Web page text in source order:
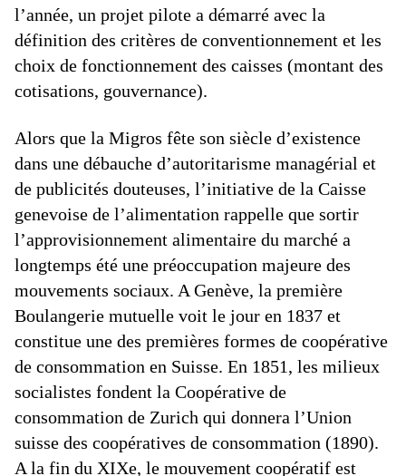
l’année, un projet pilote a démarré avec la
définition des critères de conventionnement et les
choix de fonctionnement des caisses (montant des
cotisations, gouvernance).
Alors que la Migros fête son siècle d’existence
dans une débauche d’autoritarisme managérial et
de publicités douteuses, l’initiative de la Caisse
genevoise de l’alimentation rappelle que sortir
l’approvisionnement alimentaire du marché a
longtemps été une préoccupation majeure des
mouvements sociaux. A Genève, la première
Boulangerie mutuelle voit le jour en 1837 et
constitue une des premières formes de coopérative
de consommation en Suisse. En 1851, les milieux
socialistes fondent la Coopérative de
consommation de Zurich qui donnera l’Union
suisse des coopératives de consommation (1890).
A la fin du XIXe, le mouvement coopératif est